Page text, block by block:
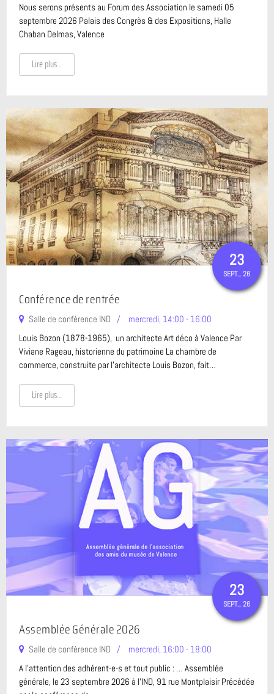
Nous serons présents au Forum des Association le samedi 05
septembre 2026 Palais des Congrès & des Expositions, Halle
Chaban Delmas, Valence
Lire plus…
23
SEPT., 26
Conférence de rentrée
Salle de conférence IND
mercredi, 14:00 - 16:00
Louis Bozon (1878-1965), un architecte Art déco à Valence Par
Viviane Rageau, historienne du patrimoine La chambre de
commerce, construite par l’architecte Louis Bozon, fait…
Lire plus…
23
SEPT., 26
Assemblée Générale 2026
Salle de conférence IND
mercredi, 16:00 - 18:00
A l'attention des adhérent-e-s et tout public : … Assemblée
générale, le 23 septembre 2026 à l'IND, 91 rue Montplaisir Précédée